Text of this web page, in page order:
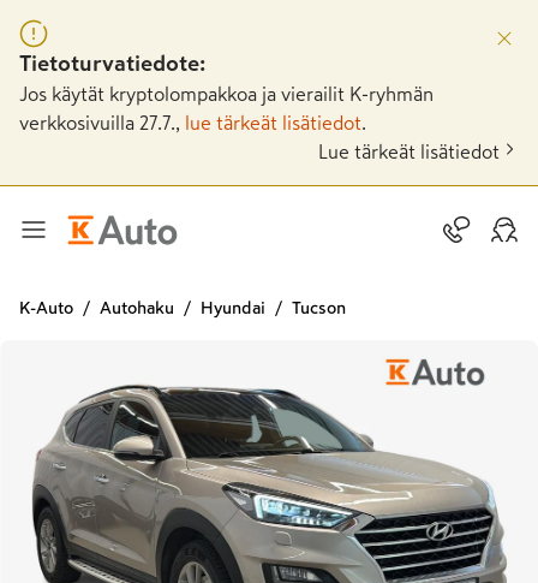
Tietoturvatiedote:
Jos käytät kryptolompakkoa ja vierailit K-ryhmän
verkkosivuilla 27.7.,
lue tärkeät lisätiedot
Lue tärkeät lisätiedot
K-Auto Autohaku Hyundai Tucson